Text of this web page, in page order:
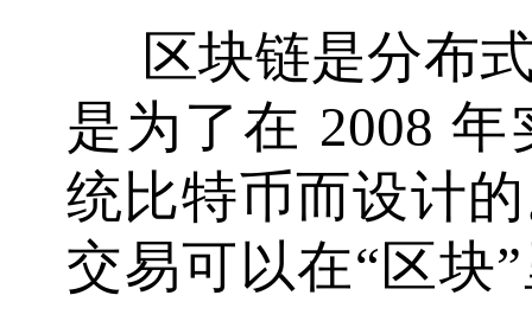
区块链是分布
是为了在 2008
统比特币而设计
交易可以在“区块